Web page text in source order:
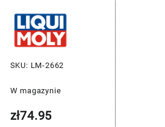
SKU: LM-2662
W magazynie
zł74.95